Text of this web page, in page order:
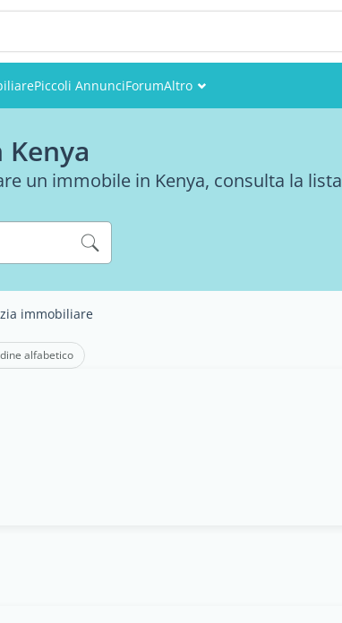
Piccoli AnnunciForumAltro
un immobile in Kenya, consulta la lista
immobiliare
alfabetico